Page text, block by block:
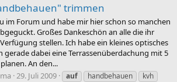
trimmen
im Forum und habe mir hier schon so manchen
Großes Dankeschön an alle die ihr
stellen. Ich habe ein kleines optisches
gerade dabei eine Terrassenüberdachung mit 5
An den...
29. Juli 2009 auf handbehauen
kvh